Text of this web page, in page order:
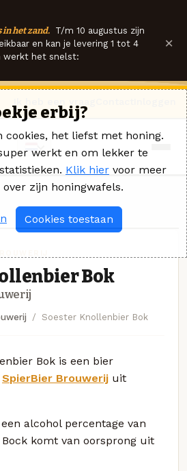
in het zand. T/m 10 augustus zijn
en kan je levering 1 tot 4
werkt het snelst:
×
Bok
Soester Knollenbier Bok
Bok is een bier
SpierBier Brouwerij uit
alcohol percentage van
komt van oorsprong uit
erbij?
cookies, het liefst met honing.
werkt en om lekker te
Klik hier voor meer
zijn honingwafels.
Cookies toestaan